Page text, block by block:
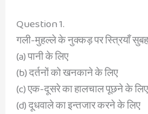
Question 1.
गली-मुहल्ले के नुक्कड़ पर स्त्रियाँ
(a) पानी के लिए
(b) दर्तनों को खनकाने के लिए
(c) एक-दूसरे का हालचाल पूछने के लिए
(d) दूधवाले का इन्तजार करने के लिए